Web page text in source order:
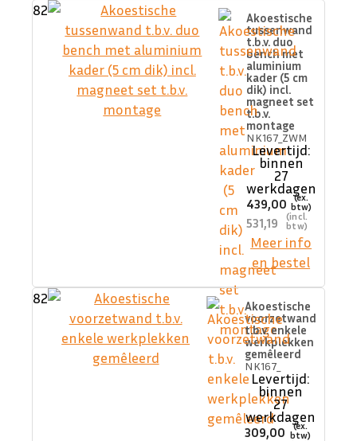
82
Akoestische
tussenwand
t.b.v. duo
bench met
aluminium
kader (5 cm
dik) incl.
magneet set
t.b.v.
montage
NK167_ZWM
Levertijd:
binnen
27
werkdagen
439,00
531,19
Meer info
en bestel
82
Akoestische
voorzetwand
t.b.v. enkele
werkplekken
gemêleerd
NK167_
Levertijd:
binnen
27
werkdagen
309,00